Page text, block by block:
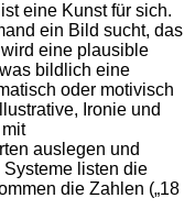
eine Kunst für sich.
ein Bild sucht, das
eine plausible
bildlich eine
oder motivisch
Ironie und
auslegen und
listen die
die Zahlen („18